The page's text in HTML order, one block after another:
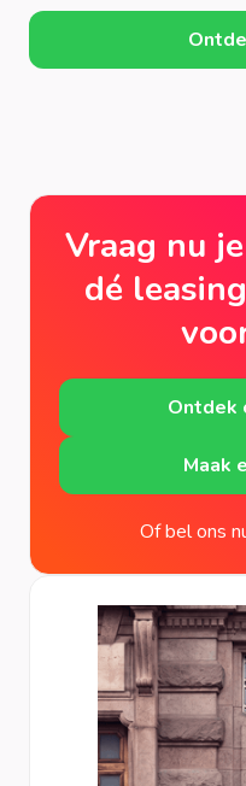
Vraag nu
dé
Ontdek
Maak
Of bel ons